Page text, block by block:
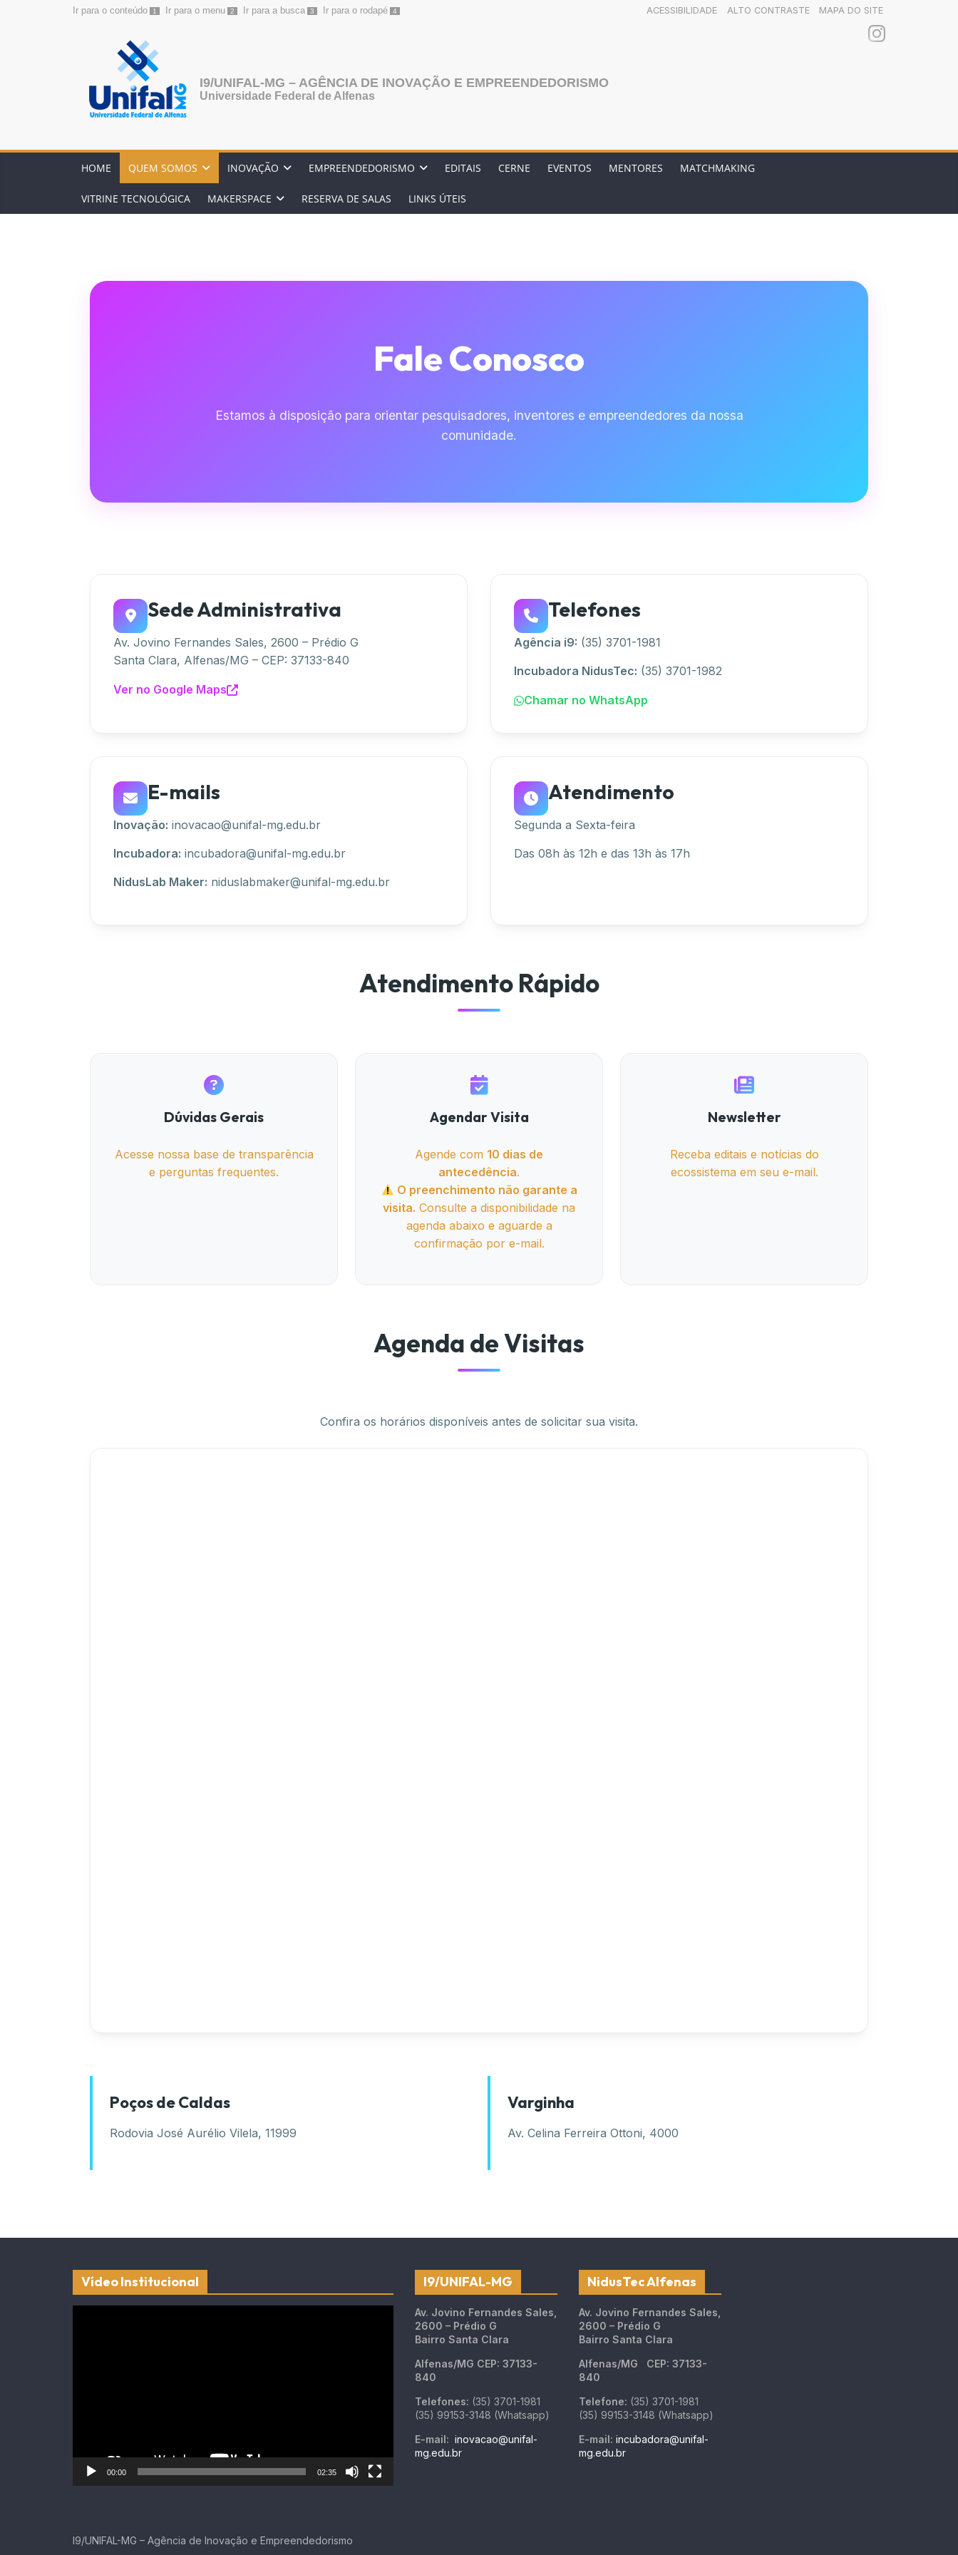
Ir para o conteúdo 1 Ir para o menu 2 Ir para a busca 3 Ir para o rodapé 4 ACESSIBILIDADE ALTO CONTRASTE MAPA DO SITE
I9/UNIFAL-MG – AGÊNCIA DE INOVAÇÃO E EMPREENDEDORISMO
Universidade Federal de Alfenas
HOME QUEM SOMOS INOVAÇÃO EMPREENDEDORISMO EDITAIS CERNE EVENTOS MENTORES MATCHMAKING
VITRINE TECNOLÓGICA MAKERSPACE RESERVA DE SALAS LINKS ÚTEIS
Fale Conosco
Estamos à disposição para orientar pesquisadores, inventores e empreendedores da nossa
comunidade.
Sede Administrativa
Av. Jovino Fernandes Sales, 2600 – Prédio G
Santa Clara, Alfenas/MG – CEP: 37133-840
Ver no Google Maps
Telefones
Agência i9: (35) 3701-1981
Incubadora NidusTec: (35) 3701-1982
Chamar no WhatsApp
E-mails
Inovação: inovacao@unifal-mg.edu.br
Incubadora: incubadora@unifal-mg.edu.br
NidusLab Maker: niduslabmaker@unifal-mg.edu.br
Atendimento
Segunda a Sexta-feira
Das 08h às 12h e das 13h às 17h
Atendimento Rápido
Dúvidas Gerais
Acesse nossa base de transparência
e perguntas frequentes.
Agendar Visita
Agende com 10 dias de
antecedência.
O preenchimento não garante a
visita. Consulte a disponibilidade na
agenda abaixo e aguarde a
confirmação por e-mail.
Newsletter
Receba editais e notícias do
ecossistema em seu e-mail.
Agenda de Visitas
Confira os horários disponíveis antes de solicitar sua visita.
Poços de Caldas
Rodovia José Aurélio Vilela, 11999
Varginha
Av. Celina Ferreira Ottoni, 4000
Vídeo Institucional
00:00 02:35
I9/UNIFAL-MG
Av. Jovino Fernandes Sales,
2600 – Prédio G
Bairro Santa Clara
Alfenas/MG CEP: 37133-
840
Telefones: (35) 3701-1981
(35) 99153-3148 (Whatsapp)
E-mail: inovacao@unifal-
mg.edu.br
NidusTec Alfenas
Av. Jovino Fernandes Sales,
2600 – Prédio G
Bairro Santa Clara
Alfenas/MG CEP: 37133-
840
Telefone: (35) 3701-1981
(35) 99153-3148 (Whatsapp)
E-mail: incubadora@unifal-
mg.edu.br
I9/UNIFAL-MG – Agência de Inovação e Empreendedorismo